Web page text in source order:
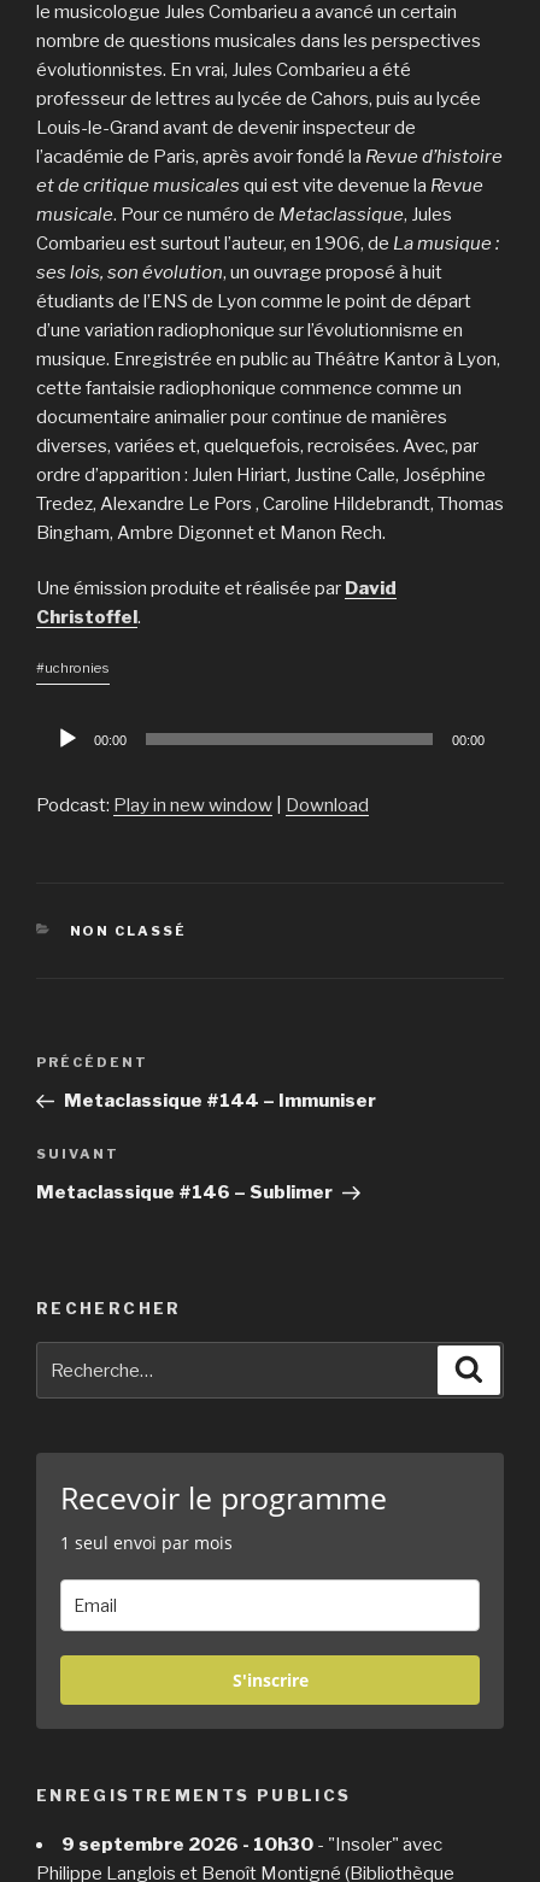
le musicologue Jules Combarieu a avancé un certain
nombre de questions musicales dans les perspectives
évolutionnistes. En vrai, Jules Combarieu a été
professeur de lettres au lycée de Cahors, puis au lycée
Louis-le-Grand avant de devenir inspecteur de
l’académie de Paris, après avoir fondé la Revue d’histoire
et de critique musicales qui est vite devenue la Revue
musicale. Pour ce numéro de Metaclassique, Jules
Combarieu est surtout l’auteur, en 1906, de La musique :
ses lois, son évolution, un ouvrage proposé à huit
étudiants de l’ENS de Lyon comme le point de départ
d’une variation radiophonique sur l’évolutionnisme en
musique. Enregistrée en public au Théâtre Kantor à Lyon,
cette fantaisie radiophonique commence comme un
documentaire animalier pour continue de manières
diverses, variées et, quelquefois, recroisées. Avec, par
ordre d’apparition : Julen Hiriart, Justine Calle, Joséphine
Tredez, Alexandre Le Pors , Caroline Hildebrandt, Thomas
Bingham, Ambre Digonnet et Manon Rech.
Une émission produite et réalisée par David
Christoffel .
#uchronies
Lecteur
00:00 00:00
Podcast: Play in new window Download
CATÉGORIES
NON CLASSÉ
Navigation
Article
précédent
PRÉCÉDENT
Metaclassique #144 – Immuniser
Article
suivant
SUIVANT
Metaclassique #146 – Sublimer
RECHERCHER
Recevoir le programme
1 seul envoi par mois
S'inscrire
ENREGISTREMENTS PUBLICS
9 septembre 2026 - 10h30 - "Insoler" avec
Philippe Langlois et Benoît Montigné (Bibliothèque